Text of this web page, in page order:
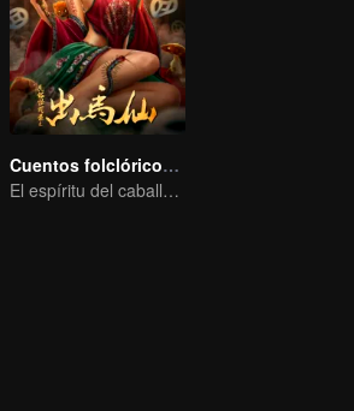
Cuentos folclóricos de Chu Maxian
El espíritu del caballo sacrifica a una joven para pedir la inmortalidad